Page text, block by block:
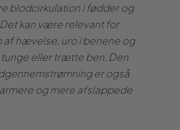
blodcirkulation i fødder og
kan være relevant for
af hævelse, uro i benene og
eller trætte ben. Den
er også
og mere afslappede